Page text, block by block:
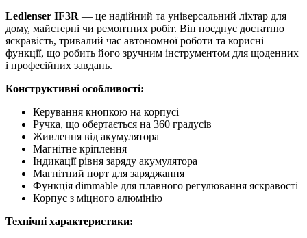
Ledlenser IF3R — це надійний та універсальний ліхтар для
дому, майстерні чи ремонтних робіт. Він поєднує достатню
яскравість, тривалий час автономної роботи та корисні
функції, що робить його зручним інструментом для щоденних
і професійних завдань.
Конструктивні особливості:
Керування кнопкою на корпусі
Ручка, що обертається на 360 градусів
Живлення від акумулятора
Магнітне кріплення
Індикації рівня заряду акумулятора
Магнітний порт для заряджання
Функція dimmable для плавного регулювання яскравості
Корпус з міцного алюмінію
Технічні характеристики: